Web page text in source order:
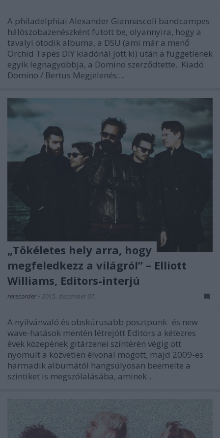
A philadelphiai Alexander Giannascoli bandcampes
hálószobazenészként futott be, olyannyira, hogy a
tavalyi ötödik albuma, a DSU (ami már a menő
Orchid Tapes DIY kiadónál jött ki) után a függetlenek
egyik legnagyobbja, a Domino szerződtette. Kiadó:
Domino / Bertus Megjelenés:…
„Tökéletes hely arra, hogy
megfeledkezz a világról” – Elliott
Williams, Editors-interjú
rerecorder • 2015. december 07.
A nyilvánvaló és obskúrusabb posztpunk- és new
wave-hatások mentén létrejött Editors a kétezres
évek közepének gitárzenei színtérén végig ott
nyomult a közvetlen élvonal mögött, majd 2009-es
harmadik albumától hangsúlyosan beemelte a
szintiket is megszólalásába, aminek…